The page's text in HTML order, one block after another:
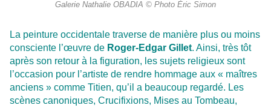
Galerie Nathalie OBADIA © Photo Éric Simon
La peinture occidentale traverse de manière plus ou moins
consciente l’œuvre de Roger-Edgar Gillet. Ainsi, très tôt
après son retour à la figuration, les sujets religieux sont
l’occasion pour l’artiste de rendre hommage aux « maîtres
anciens » comme Titien, qu’il a beaucoup regardé. Les
scènes canoniques, Crucifixions, Mises au Tombeau,